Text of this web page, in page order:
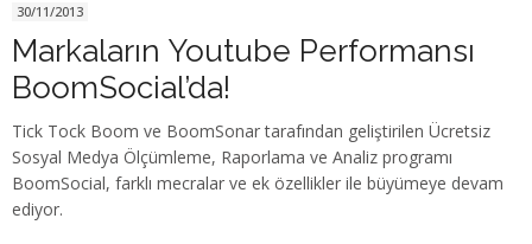
30/11/2013
Markaların Youtube Performansı
BoomSocial’da!
Tick Tock Boom ve BoomSonar tarafından geliştirilen Ücretsiz
Sosyal Medya Ölçümleme, Raporlama ve Analiz programı
BoomSocial, farklı mecralar ve ek özellikler ile büyümeye devam
ediyor.